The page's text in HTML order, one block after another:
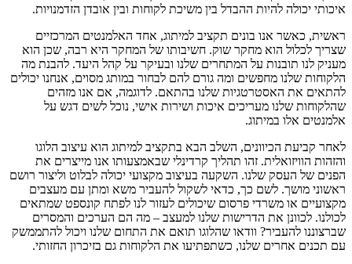
איכותי יכולה להיות ההבדל בין משיכת לקוחות ובין אובדן הזדמנויות.
ראשית, כאשר אנו בונים תקציב למיתוג, אחד האלמנטים המרכזיים
שצריך לכלול הוא מחקר שוק. חשיבותו של המחקר היא רבה, שכן הוא
מעניק לנו תובנות על המתחרים שלנו ובעיקר על קהל היעד. להבנת מה
הלקוחות שלנו מחפשים ומה גורם להם לבחור במותג מסוים, אנחנו יכולים
להתאים את האסטרטגיות שלנו בהתאם. לדוגמה, אם אנו מזהים
שהלקוחות שלנו מעריכים איכות ושירות אישי, נוכל לשים דגש על
אלמנטים אלו במיתוג.
לאחר קביעת הכיוונים, השלב הבא בתקציב למיתוג הוא עיצוב הלוגו
והזהות הוויזואלית. זהו תהליך קרדינלי שבאמצעותו אנו מייצרים את
הפנים של העסק שלנו. השקעה בעיצוב מקצועי יכולה לבלוט וליצור רושם
ראשוני מושך. לשם כך, כדאי לשקול להעביר משא ומתן עם מעצבים
מקצועיים או משרדי פרסום שיכולים לעזור לנו לפתח קונספט שמתאים
לכולנו. לכוונן את הדרישות שלנו למעצב – מה הם הערכים והמסרים
שברצוננו להעביר? וודאו שהלוגו תואם את התחום שלנו ויכול להתממשק
עם תכנים אחרים שלנו, כשתפתיעו את הלקוחות גם בזיכרון החזותי.